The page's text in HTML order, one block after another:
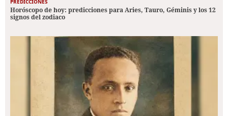
PREDICCIONES
Horóscopo de hoy: predicciones para Aries, Tauro, Géminis y los 12
signos del zodiaco